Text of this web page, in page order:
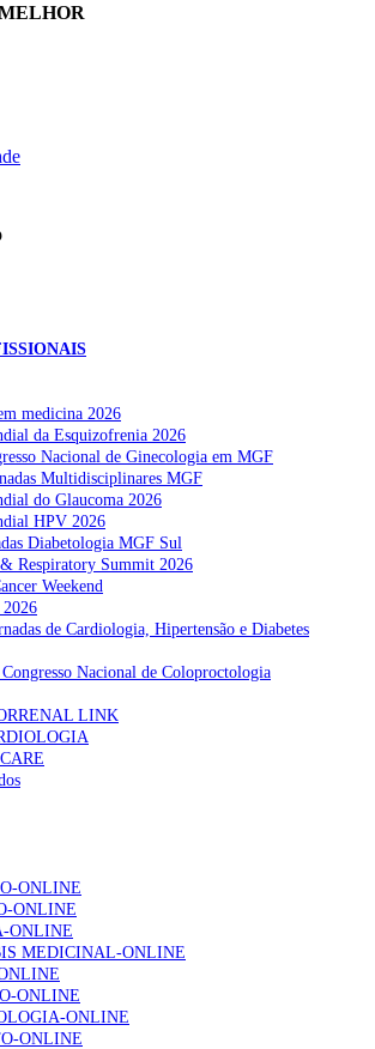
medicina 2026
da Esquizofrenia 2026
Nacional de Ginecologia em MGF
Multidisciplinares MGF
do Glaucoma 2026
HPV 2026
Diabetologia MGF Sul
Respiratory Summit 2026
Weekend
de Cardiologia, Hipertensão e Diabetes
Nacional de Coloproctologia
LINK
ONLINE
ONLINE
ONLINE
MEDICINAL-ONLINE
ONLINE
ONLINE
ONLINE